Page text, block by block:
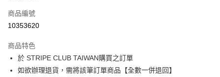
合作金庫商業銀行
上海商業儲蓄銀行
臺灣中小企業銀行
匯豐（台灣）商業銀行
華泰商業銀行
聯邦商業銀行
遠東國際商業銀行
超商取貨付款
LINE Pay
Apple Pay
街口支付
商品編號
10353620
商品特色
於 STRIPE CLUB TAIWAN購買之訂單
如欲辦理退貨，需將該筆訂單商品【全數一併退回】